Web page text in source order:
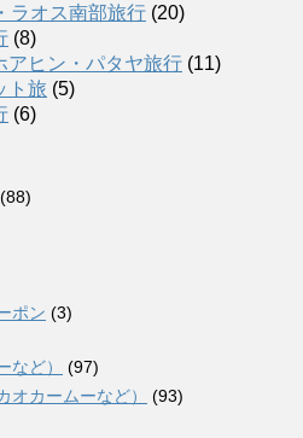
ラオス南部旅行 (20)
(8)
アヒン・パタヤ旅行 (11)
ト旅 (5)
(6)
(88)
ポン (3)
など）
(97)
オカームーなど）
(93)